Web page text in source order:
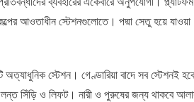
আওতাধীন স্টেশনগুলোতে। পদ্মা সেতু হয়ে যাওয়া
স্টেশন। গেণ্ডারিয়া বাদে সব স্টেশনই হবে
চলন্ত সিঁড়ি ও লিফট। নারী ও পুরুষের জন্য থাকবে